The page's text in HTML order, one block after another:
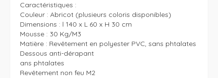
Caractéristiques :
Couleur : Abricot (plusieurs coloris disponibles)
Dimensions : l 140 x L 60 x H 30 cm
Mousse : 30 Kg/M3
Matière : Revêtement en polyester PVC, sans phtalates
Dessous anti-dérapant
ans phtalates
Revêtement non feu M2